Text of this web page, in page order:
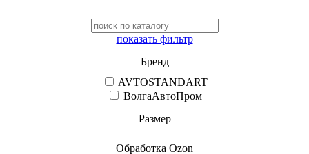
показать фильтр
Бренд
AVTOSTANDART
ВолгаАвтоПром
Размер
Обработка Ozon